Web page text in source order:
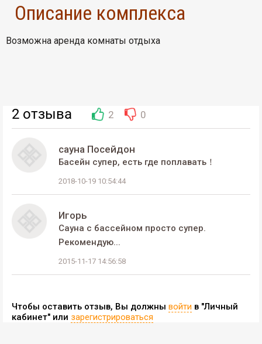
Описание комплекса
Возможна аренда комнаты отдыха
2 отзыва 2 0
сауна Посейдон
Басейн супер, есть где поплавать！
2018-10-19 10:54:44
Игорь
Сауна с бассейном просто супер.
Рекомендую...
2015-11-17 14:56:58
Чтобы оставить отзыв, Вы должны войти в "Личный
кабинет" или зарегистрироваться